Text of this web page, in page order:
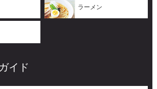
ラーメン
イド